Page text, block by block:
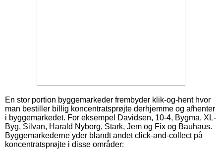
En stor portion byggemarkeder frembyder klik-og-hent hvor
man bestiller billig koncentratsprøjte derhjemme og afhenter
i byggemarkedet. For eksempel Davidsen, 10-4, Bygma, XL-
Byg, Silvan, Harald Nyborg, Stark, Jem og Fix og Bauhaus.
Byggemarkederne yder blandt andet click-and-collect på
koncentratsprøjte i disse områder: